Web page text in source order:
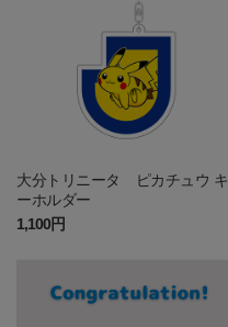
大分トリニータ ピカチュウ キ
ーホルダー
1,100円